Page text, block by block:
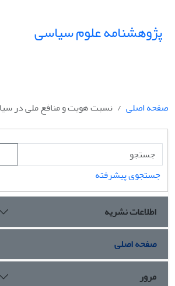
پژوهشنامه علوم سیاسی
صفحه اصلی نسبت هویت و منافع ملی در
جستجوی پیشرفته
اطلاعات نشریه
صفحه اصلی
مرور